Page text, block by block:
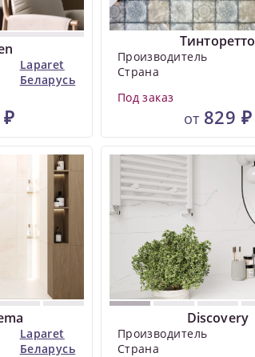
Laparet
Беларусь
Тинторетто
Производитель
Страна
Под заказ
от 829 ₽
Laparet
Беларусь
Discovery
Производитель
Страна